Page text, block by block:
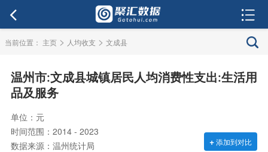
当前位置： 主页 > 人均收支 > 文成县
温州市:文成县城镇居民人均消费性支出:生活用
品及服务
单位：元
时间范围：2014 - 2023
数据来源：温州统计局
+添加到对比